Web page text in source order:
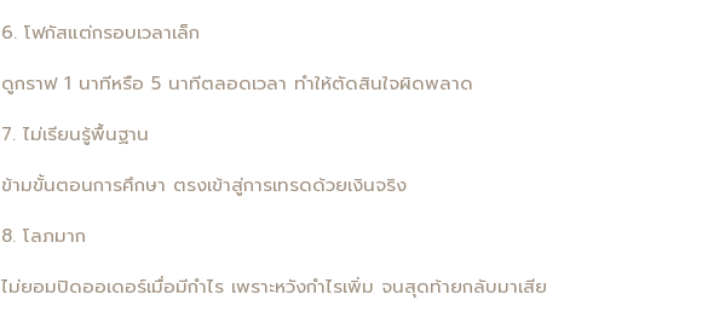
6. โฟกัสแต่กรอบเวลาเล็ก
ดูกราฟ 1 นาทีหรือ 5 นาทีตลอดเวลา ทำให้ตัดสินใจผิดพลาด
7. ไม่เรียนรู้พื้นฐาน
ข้ามขั้นตอนการศึกษา ตรงเข้าสู่การเทรดด้วยเงินจริง
8. โลภมาก
ไม่ยอมปิดออเดอร์เมื่อมีกำไร เพราะหวังกำไรเพิ่ม จนสุดท้ายกลับมาเสีย